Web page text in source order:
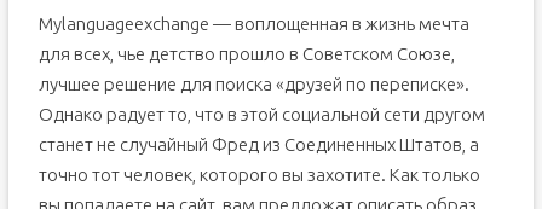
Mylanguageexchange — воплощенная в жизнь мечта
для всех, чье детство прошло в Советском Союзе,
лучшее решение для поиска «друзей по переписке».
Однако радует то, что в этой социальной сети другом
станет не случайный Фред из Соединенных Штатов, а
точно тот человек, которого вы захотите. Как только